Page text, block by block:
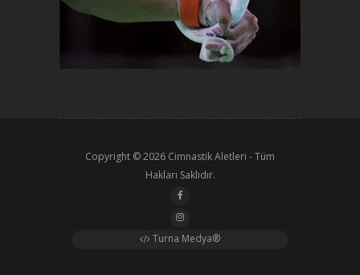
Copyright © 2026 Cimnastik Aletleri - Tüm
Hakları Saklıdır.
Turna Medya®